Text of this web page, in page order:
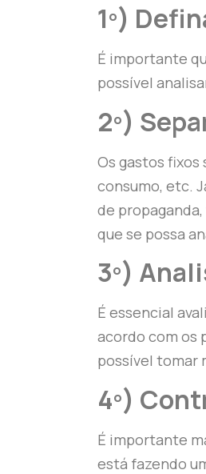
1º)
É importante
possível
2º)
Os gastos fixos
consumo, etc.
de
que se possa
3º)
É essencial
acordo com os
possível tomar
4º)
É importante
está fazendo